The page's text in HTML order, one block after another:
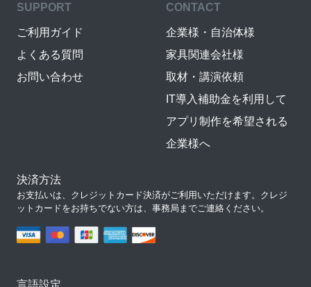
SUPPORT
ご利用ガイド
よくある質問
お問い合わせ
CONTACT
企業様・自治体様
家具関連会社様
取材・講演依頼
IT導入補助金を利用して
アプリ制作を希望される
企業様へ
決済方法
お支払いは、クレジットカード決済がご利用いただけます。クレジ
ットカードをお持ちでない方は、事務局までご連絡ください。
言語設定